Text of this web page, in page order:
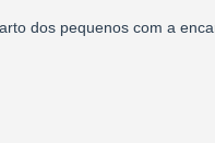
dos pequenos com a